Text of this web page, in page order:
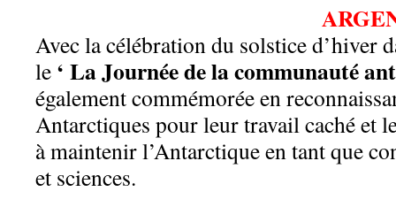
Avec la célébration du solstice d’hiver
le ‘ La Journée de la communauté
également commémorée en
Antarctiques pour leur travail caché et
à maintenir l’Antarctique en tant que
et sciences.